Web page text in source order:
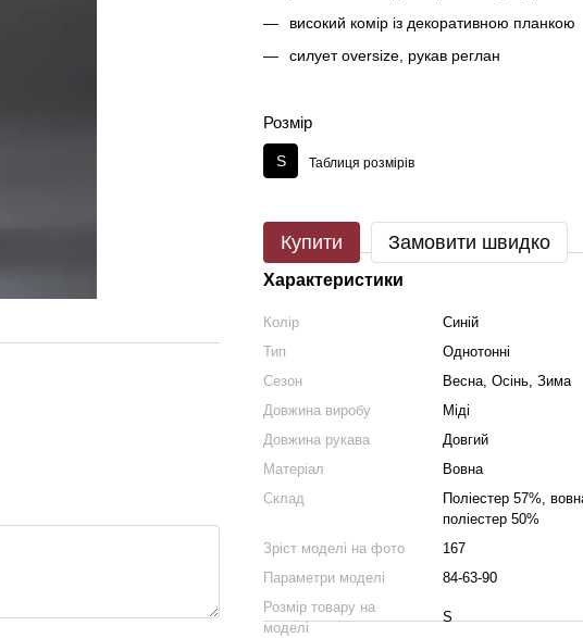
високий комір із декоративною планкою
силует oversize, рукав реглан
Розмір
S Таблиця розмірів
Купити Замовити швидко
Характеристики
Колір
Синій
Тип
Однотонні
Сезон
Весна, Осінь, Зима
Довжина виробу
Міді
Довжина рукава
Довгий
Матеріал
Вовна
Склад
Поліестер 57%,
поліестер 50%
Зріст моделі на фото
167
Параметри моделі
84-63-90
Розмір товару на
моделі
S